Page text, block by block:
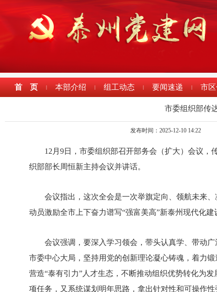
首 页 | 本部介绍 | 组工动态 | 要闻速递 | 市
市委组织部传
发布时间：2025-12-10 14:22
12月9日，市委组织部召开部务会（扩大）会议
织部部长周恒新主持会议并讲话。
会议指出，这次全会是一次举旗定向、领航未来
动员激励全市上下奋力谱写“强富美高”新泰州现代化
会议强调，要深入学习领会，带头认真学、带动
市委中心大局，坚持用党的创新理论凝心铸魂，着力
营造“泰有引力”人才生态，不断推动组织优势转化为
项任务，又系统谋划明年思路，拿出针对性和可操作